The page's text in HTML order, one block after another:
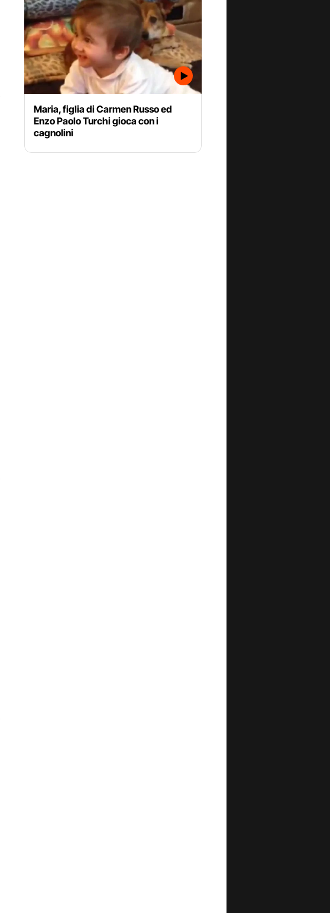
Maria, figlia di Carmen Russo ed
Enzo Paolo Turchi gioca con i
cagnolini